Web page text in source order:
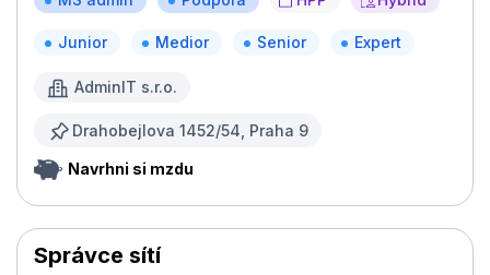
Junior Medior Senior Expert
AdminIT s.r.o.
Drahobejlova 1452/54, Praha 9
Navrhni si mzdu
Správce sítí